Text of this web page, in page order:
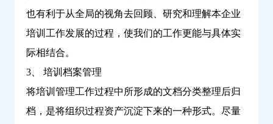
也有利于从全局的视角去回顾、研究和理解本企业
培训工作发展的过程，使我们的工作更能与具体实
际相结合。
3、 培训档案管理
将培训管理工作过程中所形成的文档分类整理后归
档，是将组织过程资产沉淀下来的一种形式。尽量